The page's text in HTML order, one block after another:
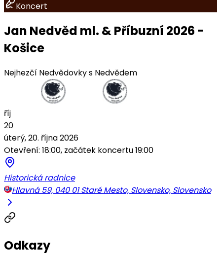
Koncert
Jan Nedvěd ml. & Příbuzní 2026 -
Košice
Nejhezčí Nedvědovky s Nedvědem
říj
20
úterý, 20. října 2026
Otevření: 18:00, začátek koncertu 19:00
Historická radnice
Hlavná 59, 040 01 Staré Mesto, Slovensko, Slovensko
Odkazy